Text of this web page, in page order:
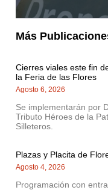
Más
Cierres viales este fin
la Feria de las Flores
Agosto 6, 2026
Se implementarán por
Tributo Héroes de la
Silleteros.
Plazas y Placita de
Agosto 4, 2026
Programación con